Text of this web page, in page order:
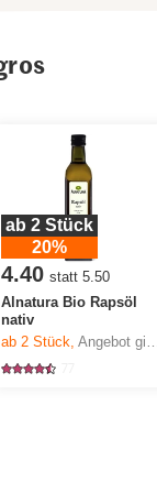
ab 2 Stück
20%
4.40 statt 5.50
Alnatura Bio Rapsöl
nativ
ab 2Stück,Angebot gilt nur vom 6.8. bis 12.8.2026, solange Vorrat.